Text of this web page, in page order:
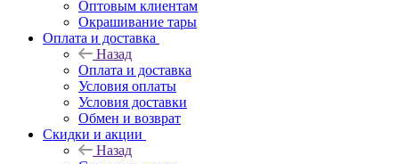
Оптовым клиентам
Окрашивание тары
Оплата и доставка
Назад
Оплата и доставка
Условия оплаты
Условия доставки
Обмен и возврат
Скидки и акции
Назад